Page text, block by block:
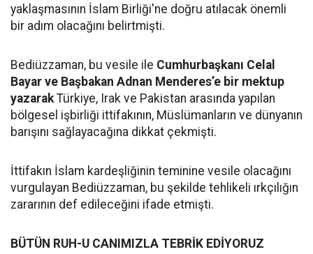
yaklaşmasının İslam Birliği'ne doğru atılacak önemli
bir adım olacağını belirtmişti.
Bediüzzaman, bu vesile ile Cumhurbaşkanı Celal
Bayar ve Başbakan Adnan Menderes’e bir mektup
yazarakTürkiye, Irak ve Pakistan arasında yapılan
bölgesel işbirliği ittifakının, Müslümanların ve dünyanın
barışını sağlayacağına dikkat çekmişti.
İttifakın İslam kardeşliğinin teminine vesile olacağını
vurgulayan Bediüzzaman, bu şekilde tehlikeli ırkçılığın
zararının def edileceğini ifade etmişti.
BÜTÜN RUH-U CANIMIZLA TEBRİK EDİYORUZ